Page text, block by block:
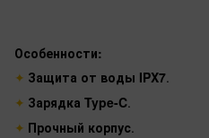
Особенности:
Защита от воды IPX7.
Зарядка Type-C.
Прочный корпус.